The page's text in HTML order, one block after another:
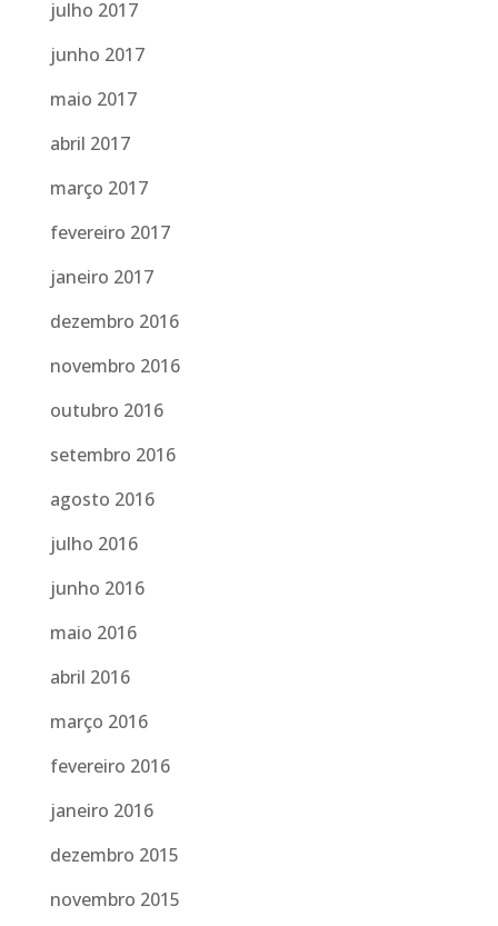
julho 2017
junho 2017
maio 2017
abril 2017
março 2017
fevereiro 2017
janeiro 2017
dezembro 2016
novembro 2016
outubro 2016
setembro 2016
agosto 2016
julho 2016
junho 2016
maio 2016
abril 2016
março 2016
fevereiro 2016
janeiro 2016
dezembro 2015
novembro 2015